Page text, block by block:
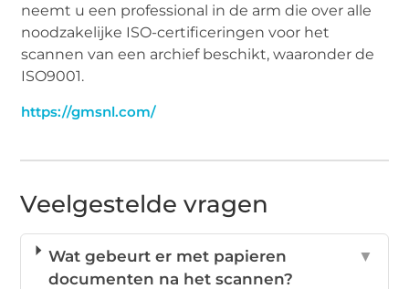
neemt u een professional in de arm die over alle
noodzakelijke ISO-certificeringen voor het
scannen van een archief beschikt, waaronder de
ISO9001.
https://gmsnl.com/
Veelgestelde vragen
Wat gebeurt er met papieren
documenten na het scannen?
▼